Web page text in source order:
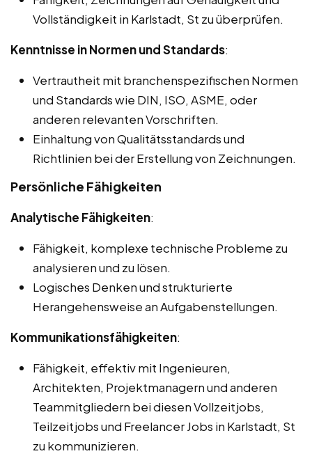
Vollständigkeit in Karlstadt, St zu überprüfen.
Kenntnisse in Normen und Standards:
Vertrautheit mit branchenspezifischen Normen
und Standards wie DIN, ISO, ASME, oder
anderen relevanten Vorschriften.
Einhaltung von Qualitätsstandards und
Richtlinien bei der Erstellung von Zeichnungen.
Persönliche Fähigkeiten
Analytische Fähigkeiten:
Fähigkeit, komplexe technische Probleme zu
analysieren und zu lösen.
Logisches Denken und strukturierte
Herangehensweise an Aufgabenstellungen.
Kommunikationsfähigkeiten:
Fähigkeit, effektiv mit Ingenieuren,
Architekten, Projektmanagern und anderen
Teammitgliedern bei diesen Vollzeitjobs,
Teilzeitjobs und Freelancer Jobs in Karlstadt, St
zu kommunizieren.